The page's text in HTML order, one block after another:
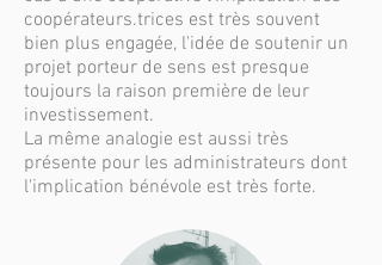
coopérateurs.trices est très souvent
bien plus engagée, l'idée de soutenir un
projet porteur de sens est presque
toujours la raison première de leur
investissement.
La même analogie est aussi très
présente pour les administrateurs dont
l'implication bénévole est très forte.